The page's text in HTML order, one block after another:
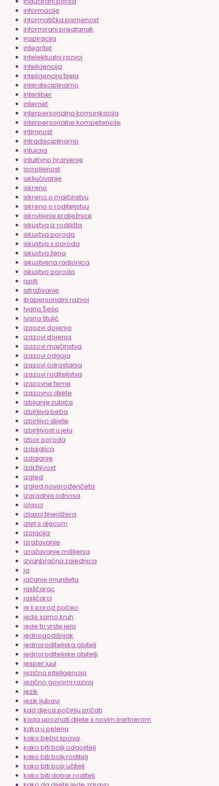
informacije
informatička pismenost
informirani prisatanak
inspiracija
integritet
intelektualni razvoj
inteligencija
inteligencija tijela
interdisciplinarno
Interliber
internet
interpersonalna komunikacija
interpersonalne kompetencije
intimnost
intradisciplinarno
intuicija
intuitivno hranjenje
iscrpljenost
isključivanje
iskreno
iskreno o majčinstvu
iskreno o roditeljstvu
iskrivljenje kralježnice
iskustva iz rodilišta
iskustva poroda
iskustva s poroda
iskustva žena
iskustvena radionica
iskustvo poroda
ispiti
istraživanje
itrapersonalni razvoj
Ivana Šešo
ivana štulić
izaozvi dojenja
izazovi dojenja
izazovi majčinstva
izazovi odgoja
izazovi odrastanja
izazovi roditeljstva
izazovne teme
izazovno dijete
izbijanje zubića
izbirljiva beba
izbirljivo dijete
izbirljivost u jelu
izbor poroda
izdajalica
izdajanje
izdržljivost
izgled
izgled novorođenčeta
izgradnja odnosa
izlasci
izlasci tinejdžera
izlet s djecom
izolacija
izražavanje
izražavanje mišljenja
izvanbračna zajednica
ja
jačanje imuniteta
jasličarac
jasličarci
je li porod počeo
jede samo kruh
jede tri vrste jela
jednogodišnjak
jednoroditeljska obitelj
jednoroditeljske obitelji
jesper juul
jezična inteligencija
jezično govorni razvoj
jezik
jezik ljubavi
kad djeca počinju pričati
kada upoznati dijete s novim partnerom
kaka u pelenu
kako beba spava
kako biti bolji odgojitelj
kako biti bolji roditelj
kako biti bolji učitelj
kako biti dobar roditelj